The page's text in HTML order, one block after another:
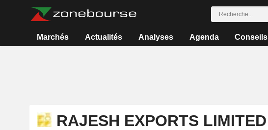
Marchés Actualités Analyses Agenda Conseils
RAJESH EXPORTS LIMITED